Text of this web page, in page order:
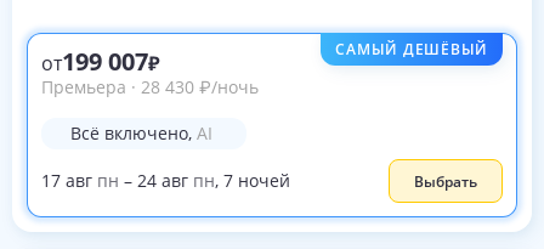
САМЫЙ ДЕШЁВЫЙ
от199 007
Премьера · 28 430 ₽/ночь
Всё включено, AI
17 авг пн – 24 авг пн, 7 ночей Выбрать